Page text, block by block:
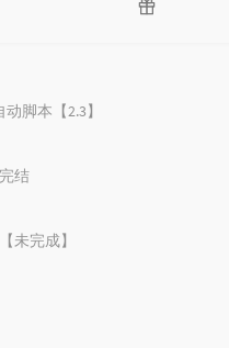
脚本【2.3】
结
未完成】